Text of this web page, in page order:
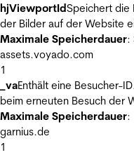
hjViewportIdSpeichert die
der Bilder auf der Website
Maximale Speicherdauer:
assets.voyado.com
1
_vaEnthält eine Besucher-
beim erneuten Besuch der
Maximale Speicherdauer:
garnius.de
1